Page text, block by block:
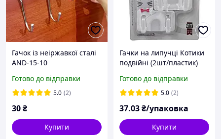
Гачок із неіржавкої сталі
AND-15-10
Готово до відправки
5.0 (2)
30₴
Купити
Гачки на липучці Котики
подвійні (2шт/пластик)
пластикові
Готово до відправки
5.0 (2)
37.03₴/упаковка
Купити